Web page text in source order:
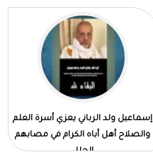
إسماعيل ولد الرباني يعزي أسرة العلم
والصلاح أهل أباه الكرام في مصابهم
الجلل